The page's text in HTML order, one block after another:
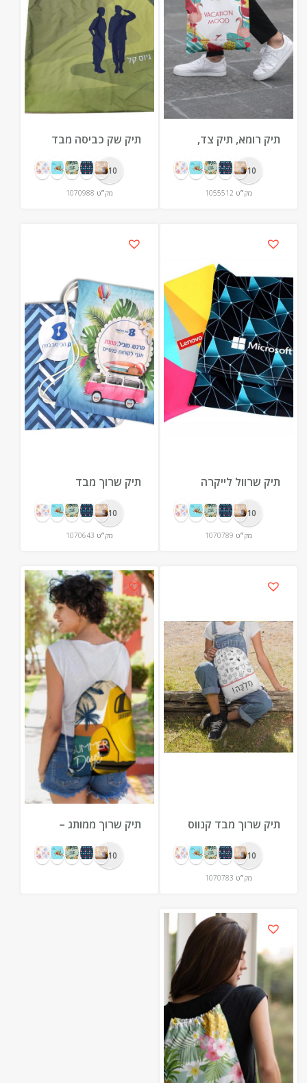
תיק רומא, תיק צד,
ALL OVER
10+
מק״ט 1055512
תיק שק כביסה מבד
צבעונית מלאה
10+
מק״ט 1070988
תיק שרוול לייקרה
טאבלט עם סגירת בד
כולל הדפסה צבעונית
10+
מק״ט 1070789
תיק שרוך מבד
צבעונית מלאה על כל
שטח הבד
10+
מק״ט 1070643
תיק שרוך מבד קנווס
10+
מק״ט 1070783
תיק שרוך ממותג –
למותג שלך
10+